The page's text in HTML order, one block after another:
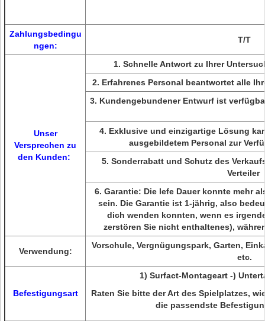
Zahlungsbedingu
ngen:
T/T
Unser
Versprechen zu
den Kunden:
1. Schnelle Antwort zu Ihrer
2. Erfahrenes Personal beantwortet alle
3. Kundengebundener Entwurf ist
4. Exklusive und einzigartige Lösung
ausgebildetem Personal zur
5. Sonderrabatt und Schutz des
Verteiler
6. Garantie: Die lefe Dauer konnte mehr
sein. Die Garantie ist 1-jährig, also
dich wenden konnten, wenn es
zerstören Sie nicht enthaltenes),
Verwendung:
Vorschule, Vergnügungspark, Garten,
etc.
Befestigungsart
1) Surfact-Montageart -)
Raten Sie bitte der Art des Spielplatzes,
die passendste